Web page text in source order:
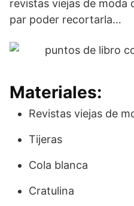
revistas viejas de moda
par poder recortarla…
Materiales:
Revistas viejas de
Tijeras
Cola blanca
Cratulina